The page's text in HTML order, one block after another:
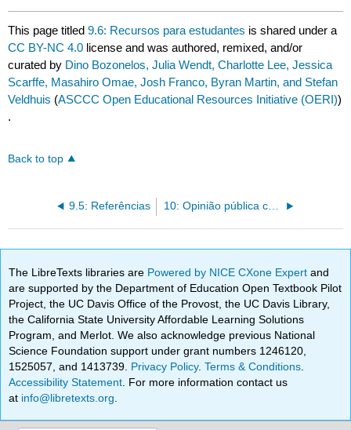
This page titled9.6: Recursos para estudantes is shared under a
CC BY-NC 4.0 license and was authored, remixed, and/or
curated by Dino Bozonelos, Julia Wendt, Charlotte Lee, Jessica
Scarffe, Masahiro Omae, Josh Franco, Byran Martin, and Stefan
Veldhuis (ASCCC Open Educational Resources Initiative (OERI))
.
Back to top
9.5: Referências 10: Opinião pública comparativa
The LibreTexts libraries are Powered by NICE CXone Expertand
are supported by the Department of Education Open Textbook Pilot
Project, the UC Davis Office of the Provost, the UC Davis Library,
the California State University Affordable Learning Solutions
Program, and Merlot. We also acknowledge previous National
Science Foundation support under grant numbers 1246120,
1525057, and 1413739. Privacy Policy.Terms & Conditions
Accessibility Statement . For more information contact us
at info@libretexts.org